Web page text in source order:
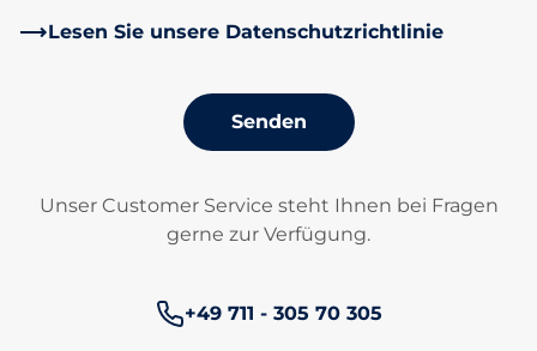
Lesen Sie unsere Datenschutzrichtlinie
Senden
Unser Customer Service steht Ihnen bei Fragen
gerne zur Verfügung.
Telefonnummer:
+49 711 - 305 70 305